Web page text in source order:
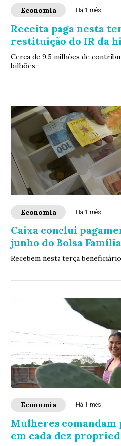
Economia Há 1 mês
Receita paga nesta
restituição do IR da
Cerca de 9,5 milhões de
bilhões
Economia Há 1 mês
Caixa conclui
junho do Bolsa Família
Recebem nesta terça
Economia Há 1 mês
Mulheres comandam
em cada dez